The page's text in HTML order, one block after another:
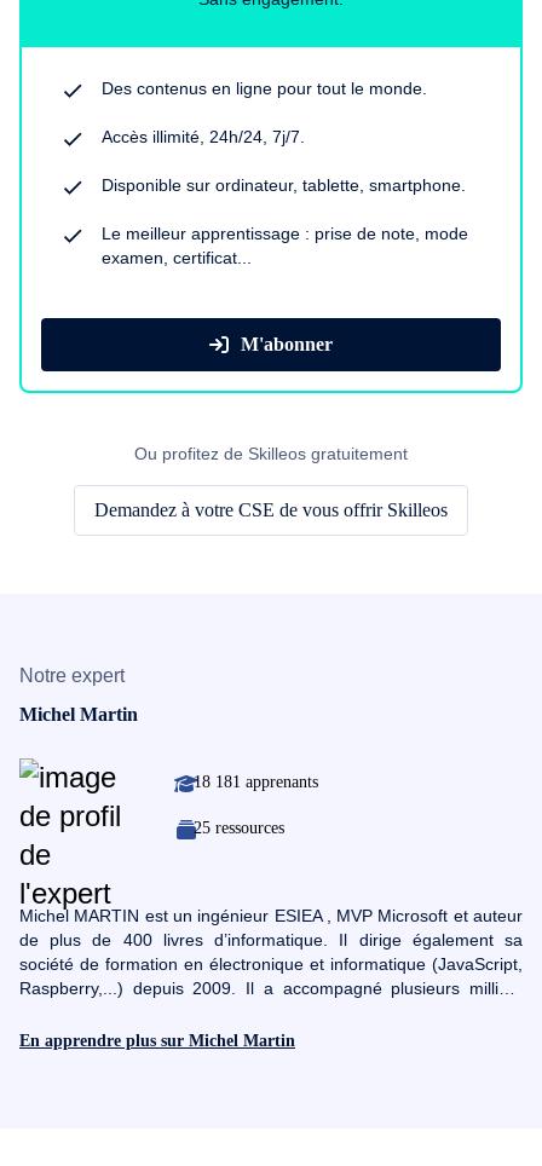
Des contenus en ligne pour tout le monde.
Accès illimité, 24h/24, 7j/7.
Disponible sur ordinateur, tablette, smartphone.
Le meilleur apprentissage : prise de note, mode
examen, certificat...
M'abonner
Ou profitez de Skilleos gratuitement
Demandez à votre CSE de vous offrir Skilleos
Notre expert
Michel Martin
18 181 apprenants
25 ressources
Michel MARTIN est un ingénieur ESIEA , MVP Microsoft et auteur
de plus de 400 livres d’informatique. Il dirige également sa
société de formation en électronique et informatique (JavaScript,
Raspberry,...) depuis 2009. Il a accompagné plusieurs milliers
pour peu que vous ayez le goût de la découverte.
En apprendre plus sur Michel Martin